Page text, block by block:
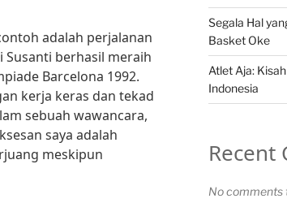
adalah perjalanan
Susanti berhasil meraih
Barcelona 1992.
kerja keras dan tekad
sebuah wawancara,
saya adalah
meskipun
Segala Hal
Basket Oke
Atlet Aja:
Indonesia
Recent
No comments